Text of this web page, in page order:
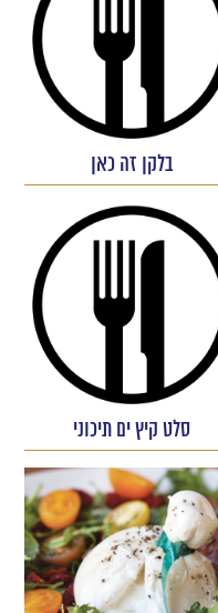
בלקן זה כאן
סלט קיץ ים תיכוני